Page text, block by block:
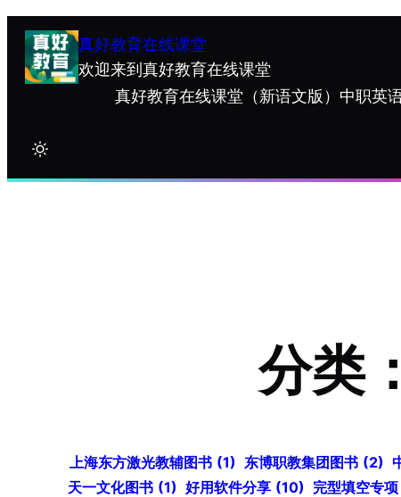
跳
真好教育在线课堂
欢迎来到真好教育在线课堂
真好教育在线课堂 （新语文版）中职英
分类：
上海东方激光教辅图书 (1) 东博职教集团图书 (2)
天一文化图书 (1) 好用软件分享 (10) 完型填空专项